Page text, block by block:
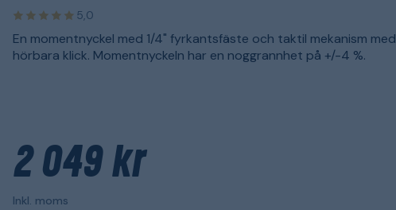
5,0
En momentnyckel med 1/4" fyrkantsfäste och taktil mekanism med
hörbara klick. Momentnyckeln har en noggrannhet på +/-4 %.
2 049 kr
Inkl. moms